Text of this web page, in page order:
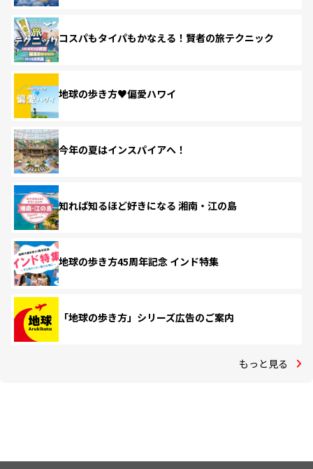
コスパもタイパもかなえる！賢者の旅テクニック
地球の歩き方♥偏愛ハワイ
今年の夏はインスパイアへ！
知れば知るほど好きになる 湘南・江の島
地球の歩き方45周年記念 インド特集
「地球の歩き方」シリーズ広告のご案内
もっと見る